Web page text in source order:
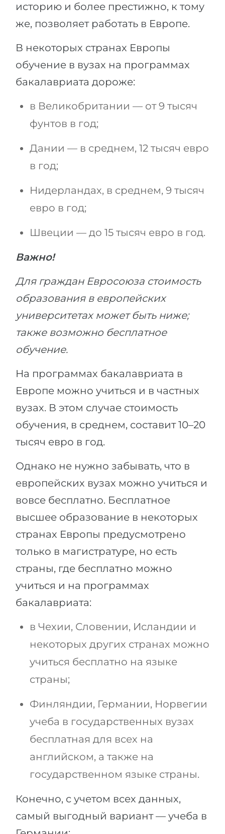
историю и более престижно, к тому
же, позволяет работать в Европе.
В некоторых странах Европы
обучение в вузах на программах
бакалавриата дороже:
в Великобритании — от 9 тысяч
фунтов в год;
Дании — в среднем, 12 тысяч евро
в год;
Нидерландах, в среднем, 9 тысяч
евро в год;
Швеции — до 15 тысяч евро в год.
Важно!
Для граждан Евросоюза стоимость
образования в европейских
университетах может быть ниже;
также возможно бесплатное
обучение.
На программах бакалавриата в
Европе можно учиться и в частных
вузах. В этом случае стоимость
обучения, в среднем, составит 10–20
тысяч евро в год.
Однако не нужно забывать, что в
европейских вузах можно учиться и
вовсе бесплатно. Бесплатное
высшее образование в некоторых
странах Европы предусмотрено
только в магистратуре, но есть
страны, где бесплатно можно
учиться и на программах
бакалавриата:
в Чехии, Словении, Исландии и
некоторых других странах можно
учиться бесплатно на языке
страны;
Финляндии, Германии, Норвегии
учеба в государственных вузах
бесплатная для всех на
английском, а также на
государственном языке страны.
Конечно, с учетом всех данных,
самый выгодный вариант — учеба в